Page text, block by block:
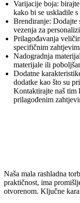
Varijacije boja:
kako bi se uskladile
Brendiranje:
vezenja za
Prilagođavanja
specifičnim
Nadogradnja
materijale ili
Dodatne
dodatke kao što su
Kontaktirajte naš tim
prilagođenim
Naša mala rashladna
praktičnost, ima
otvorenom. Ključne